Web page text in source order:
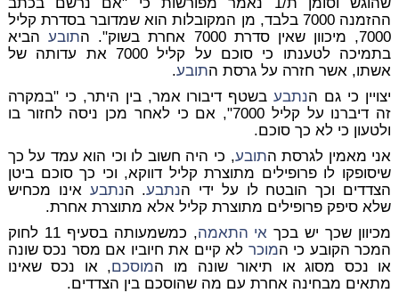
ההזמנה 7000 בלבד, מן המקובלות הוא שמדובר בסדרת קליל
7000, מיכוון שאין סדרת 7000 אחרת בשוק". ה
תובעהביא
בתמיכה לטענתו כי סוכם על קליל 7000 את עדותה של
אשתו, אשר חזרה על גרסת התובע.
יצויין כי גם הנתבעבשטף דיבורו אמר, בין היתר, כי "במקרה
זה דיברנו על קליל 7000", אם כי לאחר מכן ניסה לחזור בו
ולטעון כי לא כך סוכם.
אני מאמין לגרסת התובע, כי היה חשוב לו וכי הוא עמד על כך
שיסופקו לו פרופילים מתוצרת קליל דווקא, וכי כך סוכם ביטן
הצדדים וכך הובטח לו על ידי הנתבע. הנתבע אינו מכחיש
שלא סיפק פרופילים מתוצרת קליל אלא מתוצרת אחרת.
מכיוון שכך יש בכך אי התאמה
, כמשמעותה בסעיף 11 לחוק
המכר הקובע כי המוכר לא קיים את חיוביו אם מסר נכס שונה
או נכס מסוג או תיאור שונה מו המוסכם, או נכס שאינו
מתאים מבחינה אחרת עם מה שהוסכם בין הצדדים.